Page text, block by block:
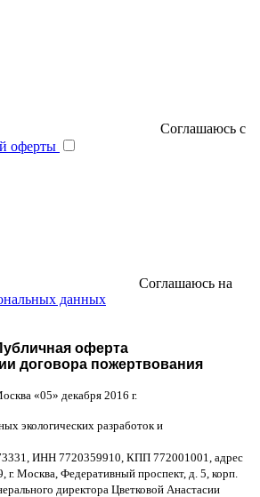
Соглашаюсь с
оферты
Соглашаюсь на
данных
оферта
договора пожертвования
«05» декабря 2016 г.
экологических разработок и
ИНН 7720359910, КПП 772001001, адрес
г. Москва Федеративный проспект, д . 5, корп
директора Цветковой Анастасии